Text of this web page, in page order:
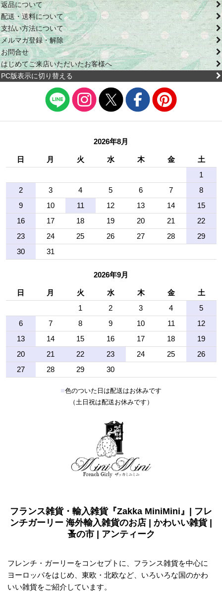
返品について
配送・送料について
支払い方法について
メルマガ登録・解除
お問合せ
はじめてご来店いただいたお客様へ
PC版表示に切り替える
2026年8月
日 月 火 水 木 金
土
1
2
3 4 5 6 7
8
9
10 11 12 13 14
15
16
17 18 19 20 21
22
23
24 25 26 27 28
29
30
31
2026年9月
日 月 火 水 木 金
土
1
2 3 4
5
6
7 8 9 10 11
12
13
14 15 16 17 18
19
20
21 22 23 24 25
26
27
28 29 30
■色のついた日は配送はお休みです
（土日祝は配送お休みです）
フランス雑貨・輸入雑貨『Zakka MiniMini』| フレ
ンチガーリー 海外輸入雑貨のお店 | かわいい雑貨 |
蚤の市 | アンティーク
フレンチ・ガーリーをコンセプトに、フランス雑貨を中心に
ヨーロッパをはじめ、東欧・北欧など、いろいろな国のかわ
いい雑貨をご紹介しています。